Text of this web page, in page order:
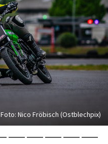
Foto: Nico Fröbisch (Ostblechpix)